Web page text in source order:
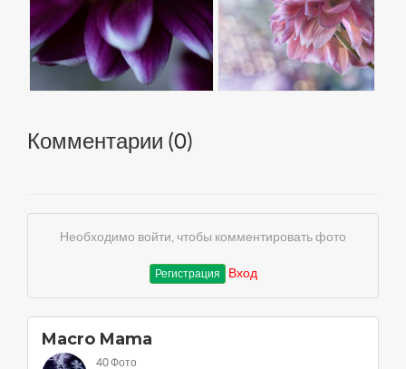
Комментарии (0)
Необходимо войти, чтобы комментировать фото
Регистрация Вход
Macro Mama
40 Фото